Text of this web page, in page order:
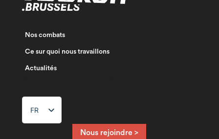
Nos combats
Ce sur quoi nous travaillons
Actualités
FR
NL
Nous rejoindre >